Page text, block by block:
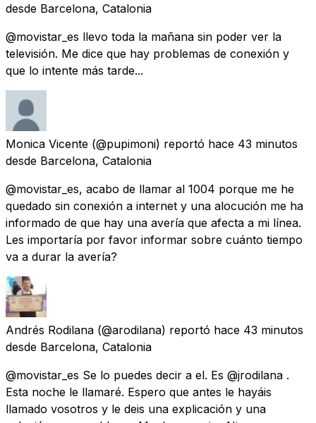
desde Barcelona, Catalonia
@movistar_es llevo toda la mañana sin poder ver la
televisión. Me dice que hay problemas de conexión y
que lo intente más tarde...
Monica Vicente (@pupimoni) reportó hace 43 minutos
desde Barcelona, Catalonia
@movistar_es, acabo de llamar al 1004 porque me he
quedado sin conexión a internet y una alocución me ha
informado de que hay una avería que afecta a mi línea.
Les importaría por favor informar sobre cuánto tiempo
va a durar la avería?
Andrés Rodilana (@arodilana) reportó hace 43 minutos
desde Barcelona, Catalonia
@movistar_es Se lo puedes decir a el. Es @jrodilana .
Esta noche le llamaré. Espero que antes le hayáis
llamado vosotros y le deis una explicación y una